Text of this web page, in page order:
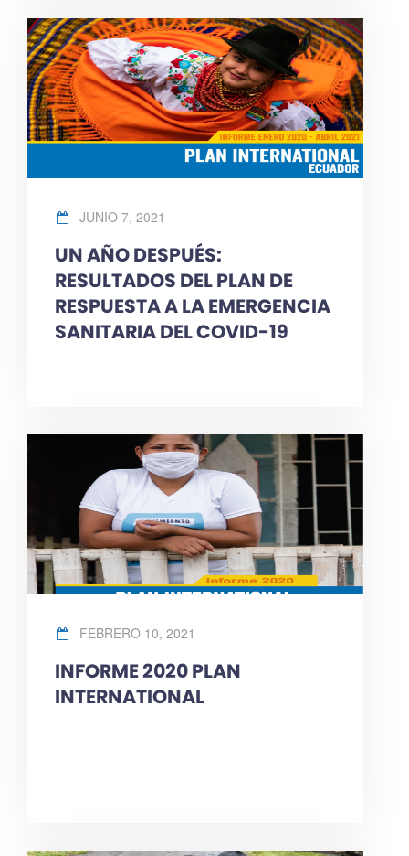
JUNIO 7, 2021
UN AÑO DESPUÉS:
RESULTADOS DEL PLAN DE
RESPUESTA A LA EMERGENCIA
SANITARIA DEL COVID-19
FEBRERO 10, 2021
INFORME 2020 PLAN
INTERNATIONAL